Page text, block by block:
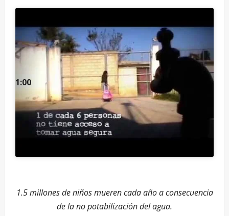
1:00
1.5 millones de niños mueren cada año a consecuencia
de la no potabilización del agua.